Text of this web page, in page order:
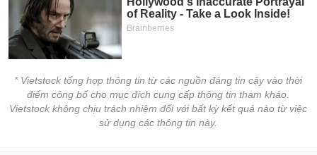
* Vietstock tổng hợp thông tin từ các nguồn đáng tin cậy vào thời
điểm công bố cho mục đích cung cấp thông tin tham khảo.
Vietstock không chịu trách nhiệm đối với bất kỳ kết quả nào từ việc
sử dụng các thông tin này.
chính